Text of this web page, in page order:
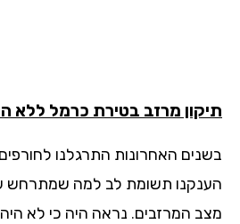
מרזב בטירת כרמל ללא הרס
האחרונות התרגלנו לחורפים
תשומת לב למה שמתרחש על
המרזבים. נראה היה כי לא היה